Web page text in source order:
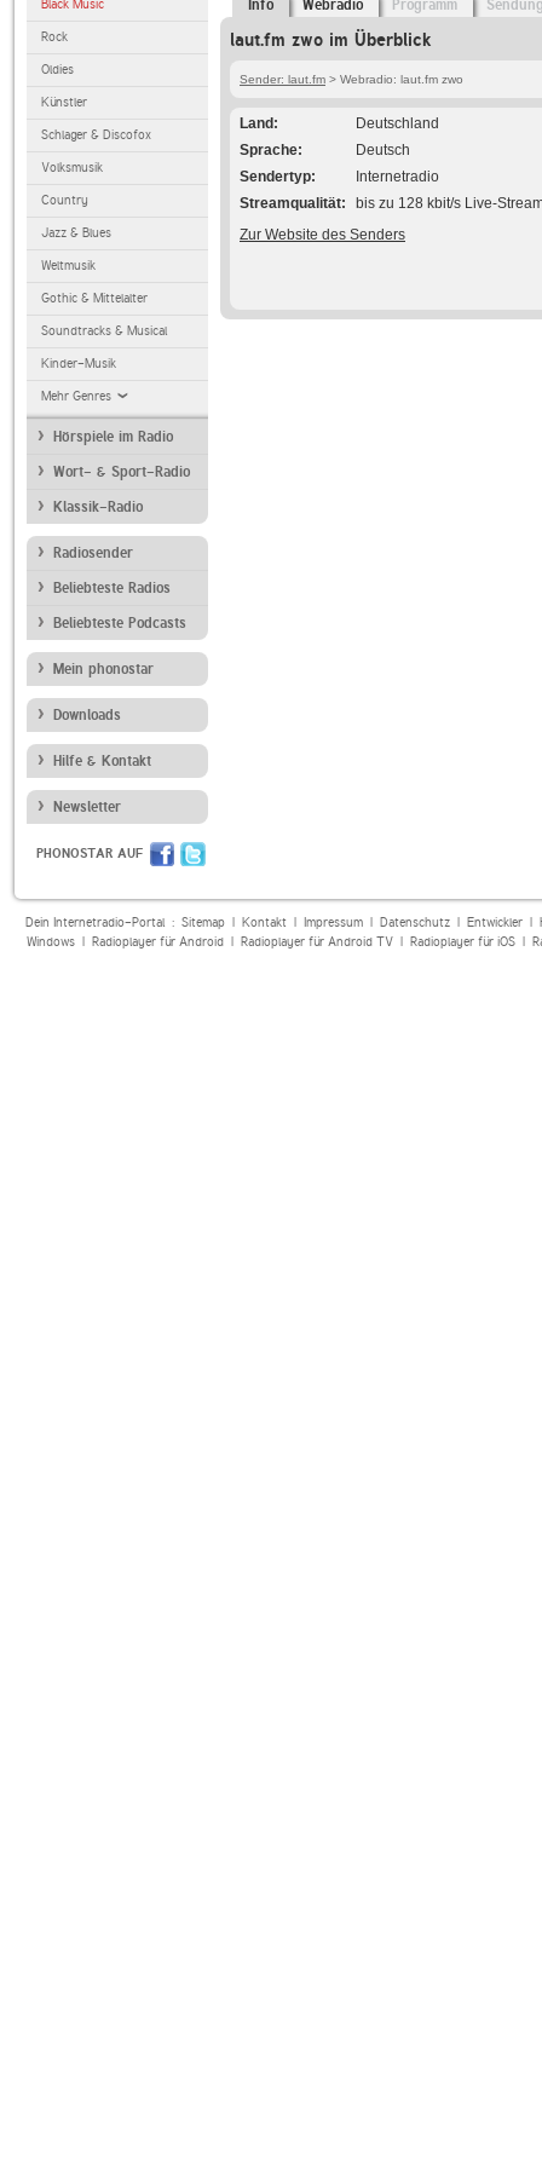
Black Music
Rock
Oldies
Künstler
Schlager & Discofox
Volksmusik
Country
Jazz & Blues
Weltmusik
Gothic & Mittelalter
Soundtracks & Musical
Kinder-Musik
Mehr Genres
Hörspiele im Radio
Wort- & Sport-Radio
Klassik-Radio
Radiosender
Beliebteste Radios
Beliebteste Podcasts
Mein phonostar
Downloads
Hilfe & Kontakt
Newsletter
PHONOSTAR AUF
Info Webradio Programm
laut.fm zwo im Überblick
Sender: laut.fm > Webradio: laut.fm zwo
Land
Deutschland
Sprache
Deutsch
Sendertyp
Internetradio
Streamqualität
bis zu 128 kbit/s Live-
Zur Website des Senders
Dein Internetradio-Portal : Sitemap| Kontakt| Impressum| Datenschutz| Entwickler|
Windows| Radioplayer für Android| Radioplayer für Android TV| Radioplayer für iOS|